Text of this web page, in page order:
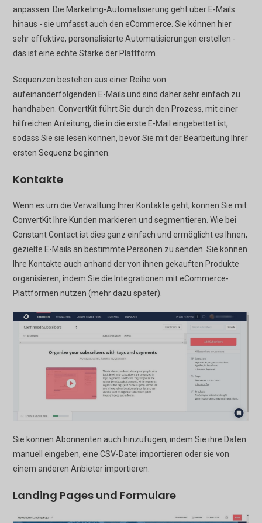
anpassen. Die Marketing-Automatisierung geht über E-Mails
hinaus - sie umfasst auch den eCommerce. Sie können hier
sehr effektive, personalisierte Automatisierungen erstellen -
das ist eine echte Stärke der Plattform.
Sequenzen bestehen aus einer Reihe von
aufeinanderfolgenden E-Mails und sind daher sehr einfach zu
handhaben. ConvertKit führt Sie durch den Prozess, mit einer
hilfreichen Anleitung, die in die erste E-Mail eingebettet ist,
sodass Sie sie lesen können, bevor Sie mit der Bearbeitung Ihrer
ersten Sequenz beginnen.
Kontakte
Wenn es um die Verwaltung Ihrer Kontakte geht, können Sie mit
ConvertKit Ihre Kunden markieren und segmentieren. Wie bei
Constant Contact ist dies ganz einfach und ermöglicht es Ihnen,
gezielte E-Mails an bestimmte Personen zu senden. Sie können
Ihre Kontakte auch anhand der von ihnen gekauften Produkte
organisieren, indem Sie die Integrationen mit eCommerce-
Plattformen nutzen (mehr dazu später).
Sie können Abonnenten auch hinzufügen, indem Sie ihre Daten
manuell eingeben, eine CSV-Datei importieren oder sie von
einem anderen Anbieter importieren.
Landing Pages und Formulare